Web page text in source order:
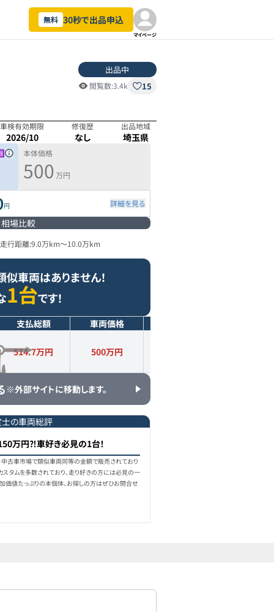
無料 30秒で出品申込
マイページ
出品中
閲覧数:3.4k 15
車検有効期限
2026/10
修復歴
なし
出品地域
埼玉県
本体価格
500 万円
円 詳細を見る
相場比較
走行距離:9.0万km～10.0万km
車両はありません！
1台です！
支払総額 車両価格
514.7万円 500万円
※外部サイトに移動します。
の車両総評
万円⁈車好き必見の1台！
中古車市場で類似車両同等の金額で販売されており
スタムを多数されており、走り好きの方には必見の一
加価値たっぷりの本個体、お探しの方はぜひお問合せ